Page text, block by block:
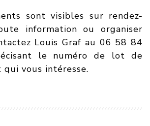
sont visibles sur rendez-
information ou organiser
Louis Graf au 06 58 84
le numéro de lot de
vous intéresse.